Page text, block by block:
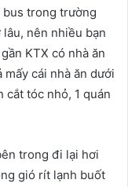
bus trong trường
nên nhiều bạn
KTX có nhà ăn
mấy cái nhà ăn dưới
cắt tóc nhỏ, 1 quán
trong đi lại hơi
gió rít lạnh buốt